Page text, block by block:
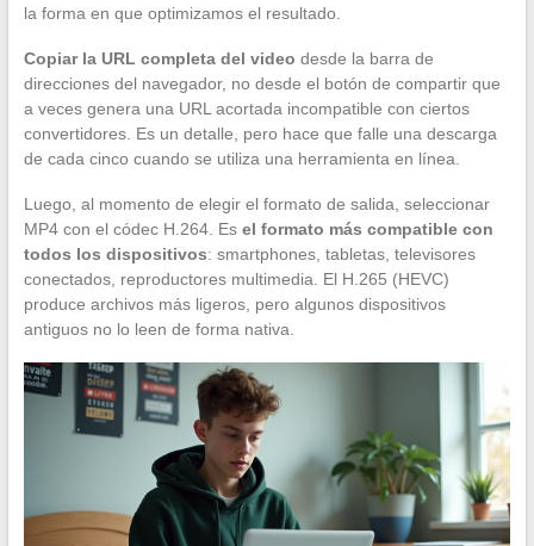
la forma en que optimizamos el resultado.
Copiar la URL completa del video desde la barra de
direcciones del navegador, no desde el botón de compartir que
a veces genera una URL acortada incompatible con ciertos
convertidores. Es un detalle, pero hace que falle una descarga
de cada cinco cuando se utiliza una herramienta en línea.
Luego, al momento de elegir el formato de salida, seleccionar
MP4 con el códec H.264. Es el formato más compatible con
todos los dispositivos: smartphones, tabletas, televisores
conectados, reproductores multimedia. El H.265 (HEVC)
produce archivos más ligeros, pero algunos dispositivos
antiguos no lo leen de forma nativa.